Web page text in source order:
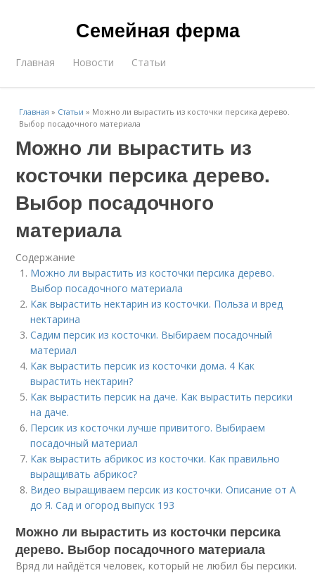
Семейная ферма
Главная Новости Статьи
Главная » Статьи » Можно ли вырастить из косточки персика дерево.
Выбор посадочного материала
Можно ли вырастить из
косточки персика дерево.
Выбор посадочного
материала
Содержание
Можно ли вырастить из косточки персика дерево.
Выбор посадочного материала
Как вырастить нектарин из косточки. Польза и вред
нектарина
Садим персик из косточки. Выбираем посадочный
материал
Как вырастить персик из косточки дома. 4 Как
вырастить нектарин?
Как вырастить персик на даче. Как вырастить персики
на даче.
Персик из косточки лучше привитого. Выбираем
посадочный материал
Как вырастить абрикос из косточки. Как правильно
выращивать абрикос?
Видео выращиваем персик из косточки. Описание от А
до Я. Сад и огород выпуск 193
Можно ли вырастить из косточки персика
дерево. Выбор посадочного материала
Вряд ли найдётся человек, который не любил бы персики.